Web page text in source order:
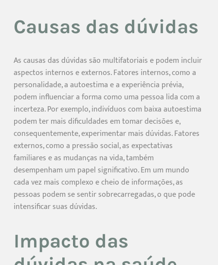
Causas das dúvidas
As causas das dúvidas são multifatoriais e podem incluir
aspectos internos e externos. Fatores internos, como a
personalidade, a autoestima e a experiência prévia,
podem influenciar a forma como uma pessoa lida com a
incerteza. Por exemplo, indivíduos com baixa autoestima
podem ter mais dificuldades em tomar decisões e,
consequentemente, experimentar mais dúvidas. Fatores
externos, como a pressão social, as expectativas
familiares e as mudanças na vida, também
desempenham um papel significativo. Em um mundo
cada vez mais complexo e cheio de informações, as
pessoas podem se sentir sobrecarregadas, o que pode
intensificar suas dúvidas.
Impacto das